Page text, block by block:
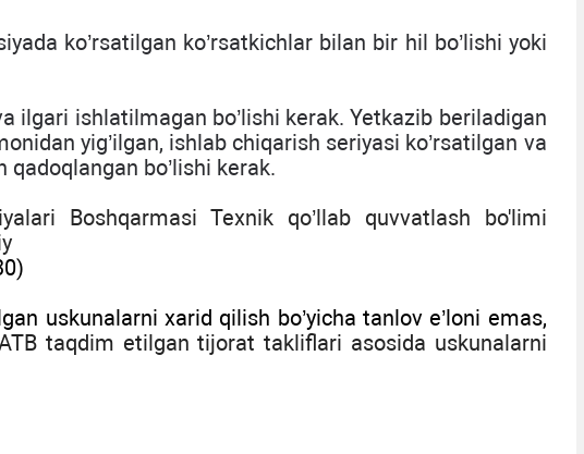
ko’rsatilgan ko’rsatkichlar bilan bir hil bo’lishi yoki
ilgari ishlatilmagan bo’lishi kerak. Yetkazib beriladigan
yig’ilgan, ishlab chiqarish seriyasi ko’rsatilgan va
bo’lishi kerak.
Boshqarmasi Texnik qo’llab quvvatlash bo'limi
uskunalarni xarid qilish bo’yicha tanlov e’loni emas,
taqdim etilgan tijorat takliflari asosida uskunalarni